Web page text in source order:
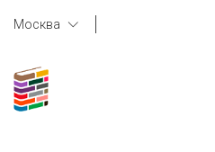
Москва